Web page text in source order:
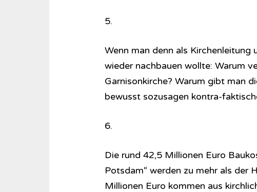
5.
Wenn man denn als
wieder nachbauen wollte: Warum
Garnisonkirche? Warum gibt man
bewusst sozusagen kontra-
6.
Die rund 42,5 Millionen Euro
Potsdam“ werden zu mehr als der
Millionen Euro kommen aus